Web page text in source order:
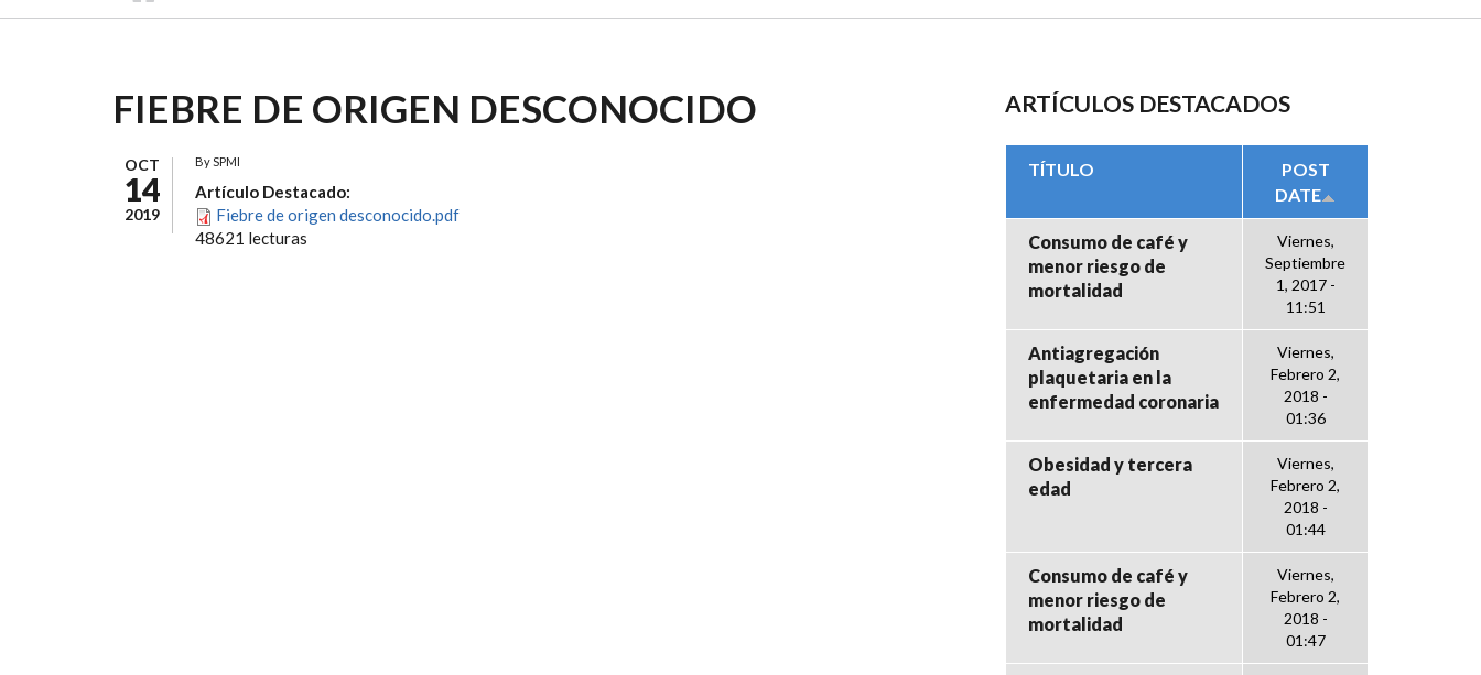
FIEBRE DE ORIGEN DESCONOCIDO
OCT
14
2019
BySPMI
Artículo Destacado:
Fiebre de origen desconocido.pdf
48621 lecturas
ARTÍCULOS DESTACADOS
TÍTULO
POST
DATE
Consumo de café y
menor riesgo de
mortalidad
Viernes,
Septiembre
1, 2017 -
11:51
Antiagregación
plaquetaria en la
enfermedad coronaria
Viernes,
Febrero 2,
2018 -
01:36
Obesidad y tercera
edad
Viernes,
Febrero 2,
2018 -
01:44
Consumo de café y
menor riesgo de
mortalidad
Viernes,
Febrero 2,
2018 -
01:47